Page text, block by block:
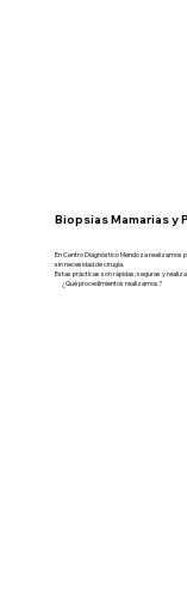
Biopsias Mamarias y
En Centro Diagnóstico Mendoza realizamos
sin necesidad de cirugía.
Estas prácticas son rápidas, seguras y
¿Qué procedimientos realizamos?